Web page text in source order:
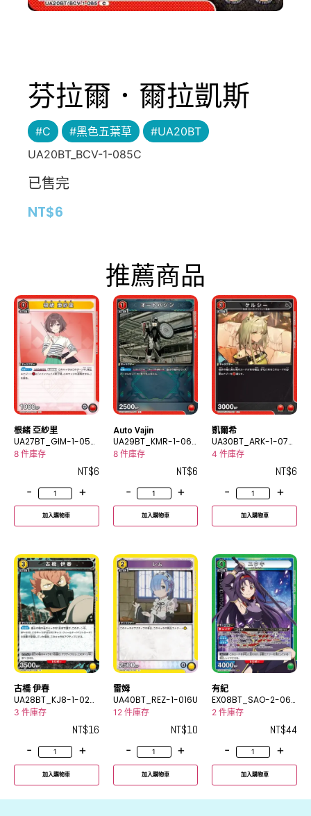
芬拉爾．爾拉凱斯
#C #黑色五葉草
#UA20BT
UA20BT_BCV-1-085C
已售完
NT$6
推薦商品
根緒 亞紗里
UA27BT_GIM-1-055
C
8 件庫存
NT$6
-
+
加入購物車
Auto Vajin
UA29BT_KMR-1-068
C
8 件庫存
NT$6
-
+
加入購物車
凱爾希
UA30BT_ARK-1-078
C
4 件庫存
NT$6
-
+
加入購物車
古橋 伊春
UA28BT_KJ8-1-028
R
3 件庫存
NT$16
-
+
加入購物車
雷姆
UA40BT_REZ-1-016U
12 件庫存
NT$10
-
+
加入購物車
有紀
EX08BT_SAO-2-069
SR
2 件庫存
NT$44
-
+
加入購物車